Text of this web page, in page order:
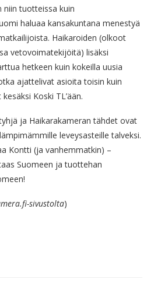
niin tuotteissa kuin
haluaa kansakuntana menestyä
Haikaroiden (olkoot
vetovoimatekijöitä) lisäksi
hetkeen kuin kokeilla uusia
ajattelivat asioita toisin kuin
Koski TL’ään.
ja Haikarakameran tähdet ovat
leveysasteille talveksi.
Kontti (ja vanhemmatkin) –
Suomeen ja tuottehan
sivustolta)